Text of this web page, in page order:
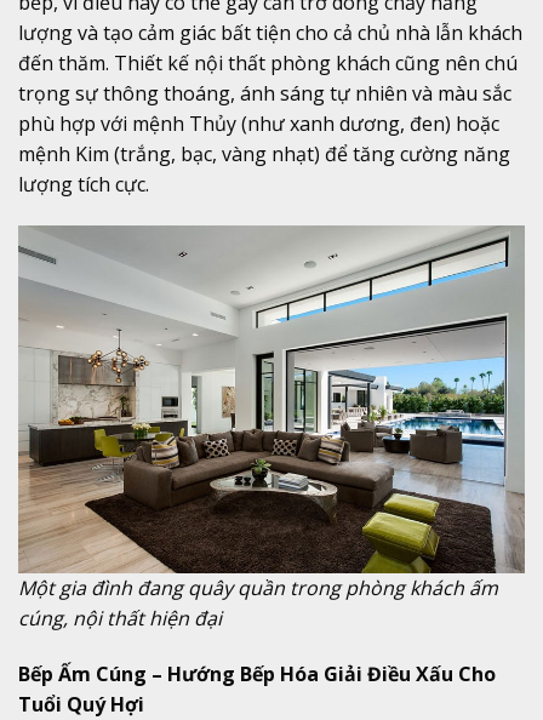
lượng và tạo cảm giác bất tiện cho cả chủ nhà lẫn khách
đến thăm. Thiết kế nội thất phòng khách cũng nên chú
trọng sự thông thoáng, ánh sáng tự nhiên và màu sắc
phù hợp với mệnh Thủy (như xanh dương, đen) hoặc
mệnh Kim (trắng, bạc, vàng nhạt) để tăng cường năng
lượng tích cực.
Một gia đình đang quây quần trong phòng khách ấm
cúng, nội thất hiện đại
Bếp Ấm Cúng – Hướng Bếp Hóa Giải Điều Xấu Cho
Tuổi Quý Hợi